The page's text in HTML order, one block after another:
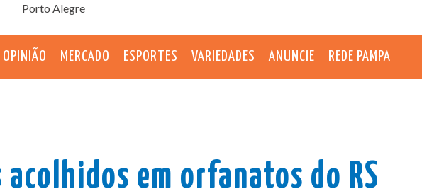
Porto Alegre
OPINIÃO MERCADO ESPORTES VARIEDADES ANUNCIE REDE PAMPA
em orfanatos do RS